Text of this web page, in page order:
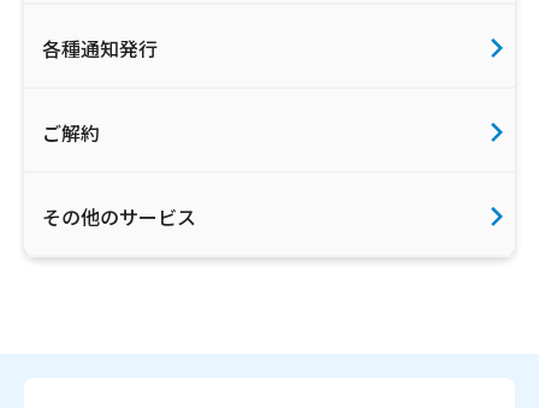
各種通知発行
ご解約
その他のサービス